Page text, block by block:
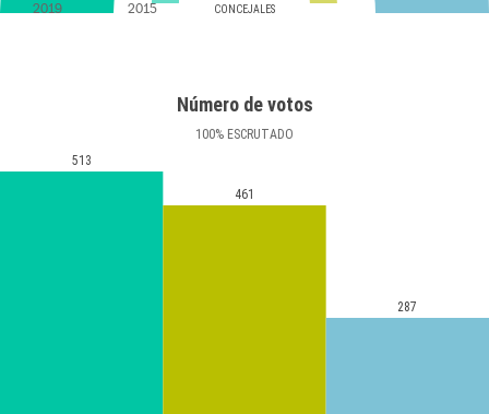
CONCEJALES
2019 2015
Número de votos
100% ESCRUTADO
513
461
287